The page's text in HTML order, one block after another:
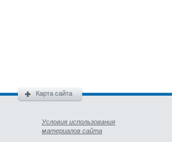
Карта сайта
Условия использования
материалов сайта